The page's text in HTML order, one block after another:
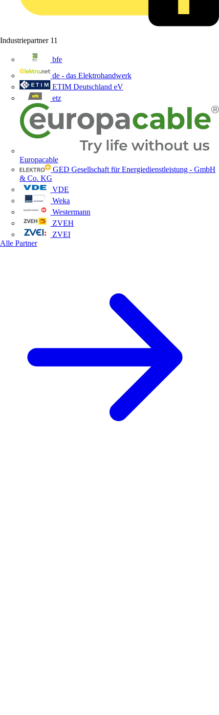
Industriepartner 11
bfe
de - das Elektrohandwerk
ETIM Deutschland eV
etz
Europacable
GED Gesellschaft für Energiedienstleistung - GmbH
& Co. KG
VDE
Weka
Westermann
ZVEH
ZVEI
Alle Partner